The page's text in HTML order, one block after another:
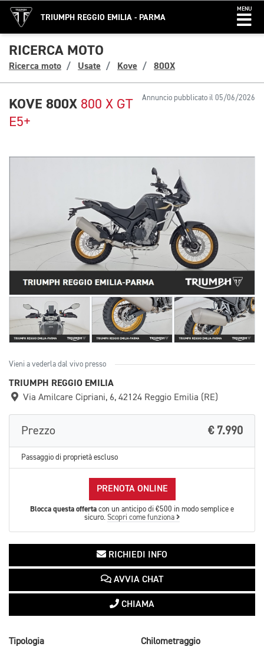
TRIUMPH REGGIO EMILIA - PARMA
MENU
RICERCA MOTO
Ricerca moto Usate Kove 800X
Annuncio pubblicato il 05/06/2026
KOVE 800X 800 X GT
E5+
Vieni a vederla dal vivo presso
TRIUMPH REGGIO EMILIA
Via Amilcare Cipriani, 6, 42124 Reggio Emilia (RE)
Prezzo € 7.990
Passaggio di proprietà escluso
PRENOTA ONLINE
Blocca questa offerta con un anticipo di €500 in modo semplice e
sicuro. Scopri come funziona
RICHIEDI INFO
AVVIA CHAT
CHIAMA
Tipologia
Chilometraggio